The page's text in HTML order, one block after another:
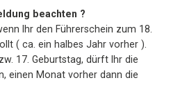
beachten ?
Ihr den Führerschein zum 18.
( ca. ein halbes Jahr vorher ).
17. Geburtstag, dürft Ihr die
einen Monat vorher dann die